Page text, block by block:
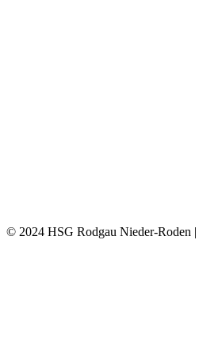
© 2024 HSG Rodgau Nieder-Roden |